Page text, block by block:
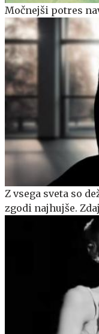
Močnejši potres
Z vsega sveta so
zgodi najhujše.